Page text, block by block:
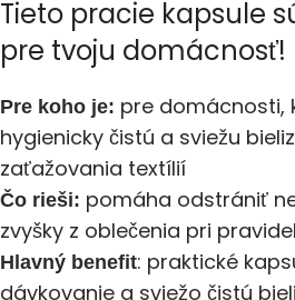
Tieto pracie kapsule
pre tvoju domácnosť!
Pre koho je: pre domácnosti,
hygienicky čistú a sviežu
zaťažovania textílií
Čo rieši: pomáha odstrániť
zvyšky z oblečenia pri
Hlavný benefit: praktické
dávkovanie a sviežo čistú